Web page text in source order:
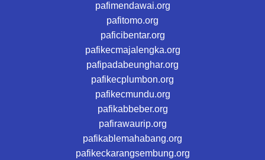
pafimendawai.org
pafitomo.org
paficibentar.org
pafikecmajalengka.org
pafipadabeunghar.org
pafikecplumbon.org
pafikecmundu.org
pafikabbeber.org
pafirawaurip.org
pafikablemahabang.org
pafikeckarangsembung.org